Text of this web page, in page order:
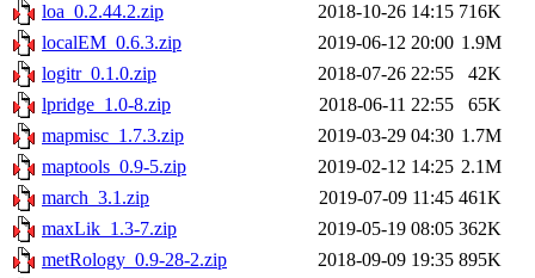
loa_0.2.44.2.zip
2018-10-26 14:15 716K
localEM_0.6.3.zip
2019-06-12 20:00 1.9M
logitr_0.1.0.zip
2018-07-26 22:55
42K
lpridge_1.0-8.zip
2018-06-11 22:55
65K
mapmisc_1.7.3.zip
2019-03-29 04:30 1.7M
maptools_0.9-5.zip
2019-02-12 14:25 2.1M
march_3.1.zip
2019-07-09 11:45 461K
maxLik_1.3-7.zip
2019-05-19 08:05 362K
metRology_0.9-28-2.zip
2018-09-09 19:35 895K